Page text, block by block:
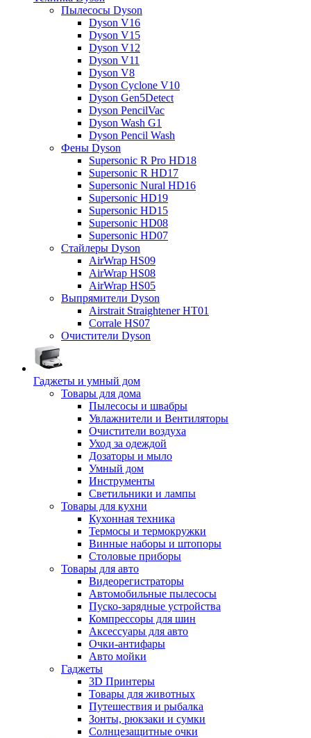
Пылесосы Dyson
Dyson V16
Dyson V15
Dyson V12
Dyson V11
Dyson V8
Dyson Cyclone V10
Dyson Gen5Detect
Dyson PencilVac
Dyson Wash G1
Dyson Pencil Wash
Фены Dyson
Supersonic R Pro HD18
Supersonic R HD17
Supersonic Nural HD16
Supersonic HD19
Supersonic HD15
Supersonic HD08
Supersonic HD07
Стайлеры Dyson
AirWrap HS09
AirWrap HS08
AirWrap HS05
Выпрямители Dyson
Airstrait Straightener HT01
Corrale HS07
Очистители Dyson
Гаджеты и умный дом
Товары для дома
Пылесосы и швабры
Увлажнители и Вентиляторы
Очистители воздуха
Уход за одеждой
Дозаторы и мыло
Умный дом
Инструменты
Светильники и лампы
Товары для кухни
Кухонная техника
Термосы и термокружки
Винные наборы и штопоры
Столовые приборы
Товары для авто
Видеорегистраторы
Автомобильные пылесосы
Пуско-зарядные устройства
Компрессоры для шин
Аксессуары для авто
Очки-антифары
Авто мойки
Гаджеты
3D Принтеры
Товары для животных
Путешествия и рыбалка
Зонты, рюкзаки и сумки
Солнцезащитные очки